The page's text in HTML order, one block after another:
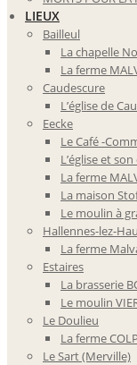
LIEUX
Bailleul
La chapelle
La ferme
Caudescure
L’église de
Eecke
Le Café -
L’église et
La ferme
La maison
Le moulin à
Hallennes-lez-
La ferme
Estaires
La brasserie
Le moulin
Le Doulieu
La ferme
Le Sart (Merville)